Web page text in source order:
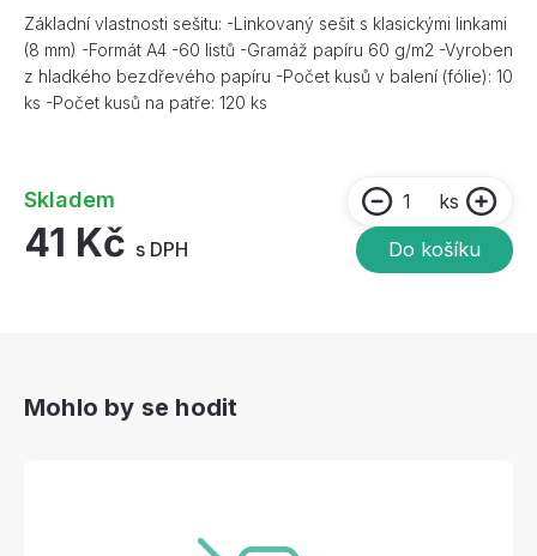
Základní vlastnosti sešitu: -Linkovaný sešit s klasickými linkami
(8 mm) -Formát A4 -60 listů -Gramáž papíru 60 g/m2 -Vyroben
z hladkého bezdřevého papíru -Počet kusů v balení (fólie): 10
ks -Počet kusů na patře: 120 ks
Skladem
41 Kč s DPH
ks
Do košíku
Mohlo by se hodit